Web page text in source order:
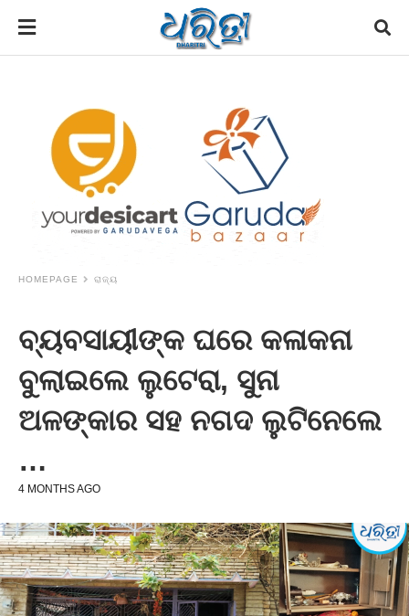
HOMEPAGE ରାଜ୍ୟ
ବ୍ୟବସାୟୀଙ୍କ ଘରେ କଳାକନା
ବୁଲାଇଲେ ଲୁଟେରା, ସୁନା
ଅଳଙ୍କାର ସହ ନଗଦ ଲୁଟିନେଲେ
…
4 MONTHS AGO